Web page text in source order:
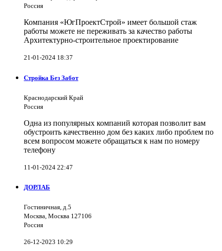
Россия
Компания «ЮгПроектСтрой» имеет большой стаж
работы можете не переживать за качество работы
Архитектурно-строительное проектирование
21-01-2024 18:37
Стройка Без Забот
Краснодарский Край
Россия
Одна из популярных компаний которая позволит вам
обустроить качественно дом без каких либо проблем по
всем вопросом можете обращаться к нам по номеру
телефону
11-01-2024 22:47
ДОРЛАБ
Гостиничная, д.5
Москва, Москва 127106
Россия
26-12-2023 10:29